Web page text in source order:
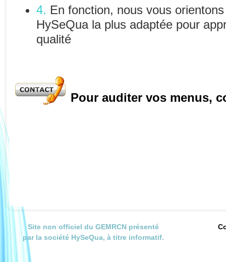
4. En fonction, nous vous
HySeQua la plus adaptée pour
qualité
Pour auditer vos menus,
Site non officiel du GEMRCN présenté
par la société HySeQua, à titre informatif.